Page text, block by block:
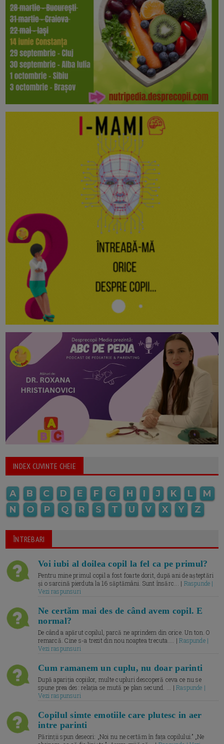
INDEX CUVINTE CHEIE
A B C D E F G H I J K L
M
N
O P Q R S T U V X Y Z
ÎNTREBARI
Voi iubi al doilea copil la fel ca pe primul?
Pentru mine primul copil a fost foarte dorit, după ani de așteptări
și o sarcină pierduta la 16 săptămâni. Sunt însărc... | Raspunde |
Vezi raspunsuri
Ne certăm mai des de când avem copil. E
normal?
De când a apărut copilul, parcă ne aprindem din orice. Un ton. O
remarcă. Cine s-a trezit din nou noaptea trecuta.... |Raspunde |
Vezi raspunsuri
Cum ramanem un cuplu, nu doar parinti
După apariția copiilor, multe cupluri descoperă ceva ce nu se
spune prea des: relația se mută pe plan secund. ... |Raspunde |
Vezi raspunsuri
Copilul simte emotiile care plutesc in aer
intre parinti
Părinții spun deseori: „Noi nu ne certăm în fața copilului.” „Ne